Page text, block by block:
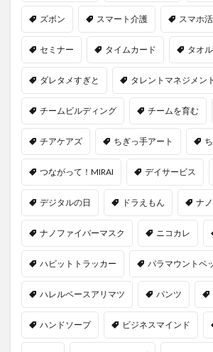
ズボン スマート介護 スマホ
セミナー タイムカード タオル
ダレタメすぎと タレントマネジメント
チームビルディング チームを育む
チアケアズ ちぎっ手アート
つながって！MIRAI デイサービス
デジタルの日 ドラえもん ナ
ナノファイバーマスク ニコカレ
ハビットトラッカー パラマウントベ
ハレルベースアリマツ パンツ
ハンドソープ ビジネスマインド